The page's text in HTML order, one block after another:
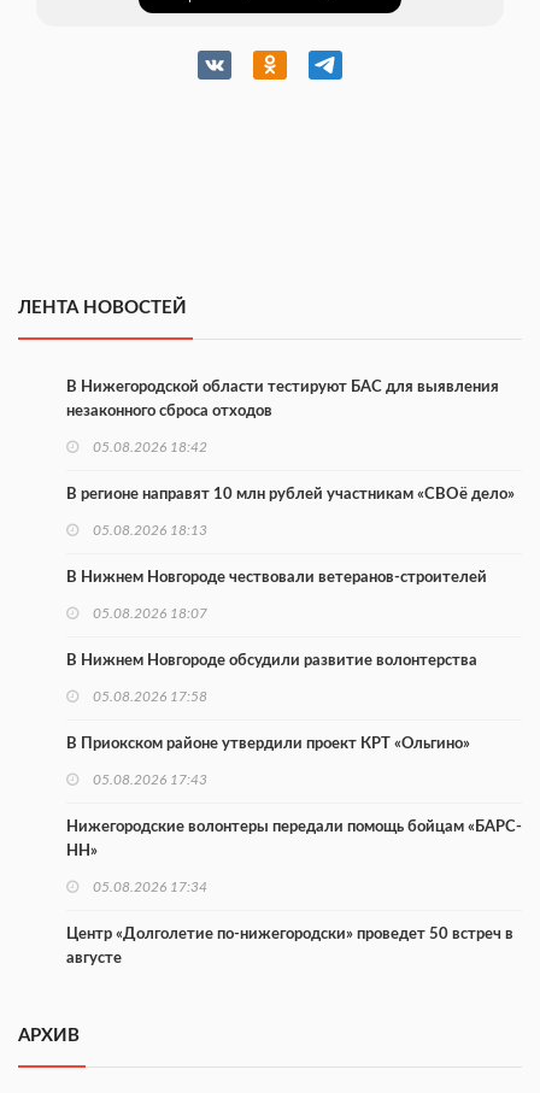
ЛЕНТА НОВОСТЕЙ
В Нижегородской области тестируют БАС для выявления
незаконного сброса отходов
05.08.2026 18:42
В регионе направят 10 млн рублей участникам «СВОё дело»
05.08.2026 18:13
В Нижнем Новгороде чествовали ветеранов-строителей
05.08.2026 18:07
В Нижнем Новгороде обсудили развитие волонтерства
05.08.2026 17:58
В Приокском районе утвердили проект КРТ «Ольгино»
05.08.2026 17:43
Нижегородские волонтеры передали помощь бойцам «БАРС-
НН»
05.08.2026 17:34
Центр «Долголетие по-нижегородски» проведет 50 встреч в
августе
Совет молодых ученых начал работу при правительстве
региона
АРХИВ